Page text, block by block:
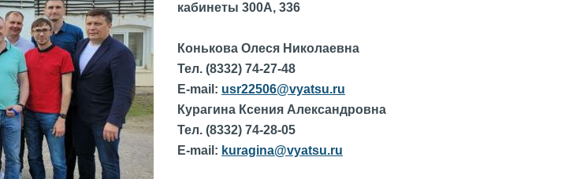
кабинеты 300А, 336
Конькова Олеся Николаевна
Тел. (8332) 74-27-48
E-mail: usr22506@vyatsu.ru
Курагина Ксения Александровна
Тел. (8332) 74-28-05
E-mail: kuragina@vyatsu.ru